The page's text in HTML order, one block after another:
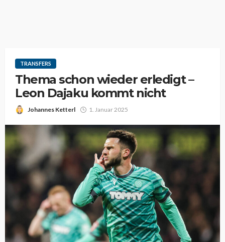
TRANSFERS
Thema schon wieder erledigt –
Leon Dajaku kommt nicht
Johannes Ketterl 1. Januar 2025